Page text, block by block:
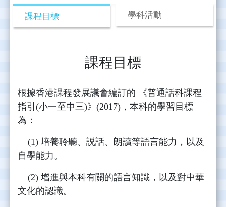
課程目標 學科活動
課程目標
根據香港課程發展議會編訂的 《普通話科課程
指引(小一至中三)》(2017)，本科的學習目標
為：
(1) 培養聆聽、説話、朗讀等語言能力，以及
自學能力。
(2) 增進與本科有關的語言知識，以及對中華
文化的認識。